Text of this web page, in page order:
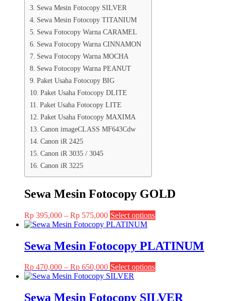
Sewa Mesin Fotocopy SILVER
Sewa Mesin Fotocopy TITANIUM
Sewa Fotocopy Warna CARAMEL
Sewa Fotocopy Warna CINNAMON
Sewa Fotocopy Warna MOCHA
Sewa Fotocopy Warna PEANUT
Paket Usaha Fotocopy BIG
Paket Usaha Fotocopy DLITE
Paket Usaha Fotocopy LITE
Paket Usaha Fotocopy MAXIMA
Canon imageCLASS MF643Cdw
Canon iR 2425
Canon iR 3035 / 3045
Canon iR 3225
Sewa Mesin Fotocopy GOLD
Rp 395,000 – Rp 575,000Price
range:
Rp 575,000
Select options
multiple
variants.
The
chosen
Sewa Mesin Fotocopy PLATINUM
Rp 470,000 – Rp 650,000Price
range:
through
Select options
multiple
Sewa Mesin Fotocopy SILVER